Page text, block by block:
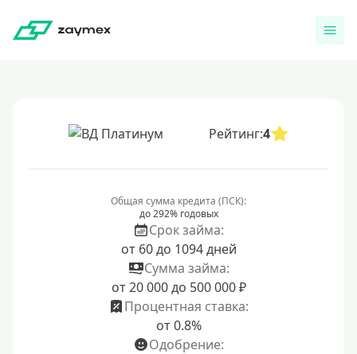
Рейтинг:4
Общая сумма кредита (ПСК):
до 292% годовых
Срок займа:
от 60 до 1094 дней
Сумма займа:
от 20 000 до 500 000 ₽
Процентная ставка:
от 0.8%
Одобрение: